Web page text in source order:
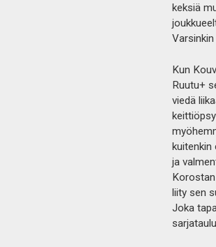
keksiä
Kun
Ruutu+
viedä
kuitenkin
ja
liity sen
Joka